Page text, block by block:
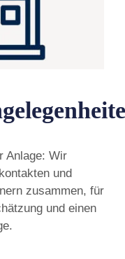
Anlage: Wir
und
zusammen, für
und einen